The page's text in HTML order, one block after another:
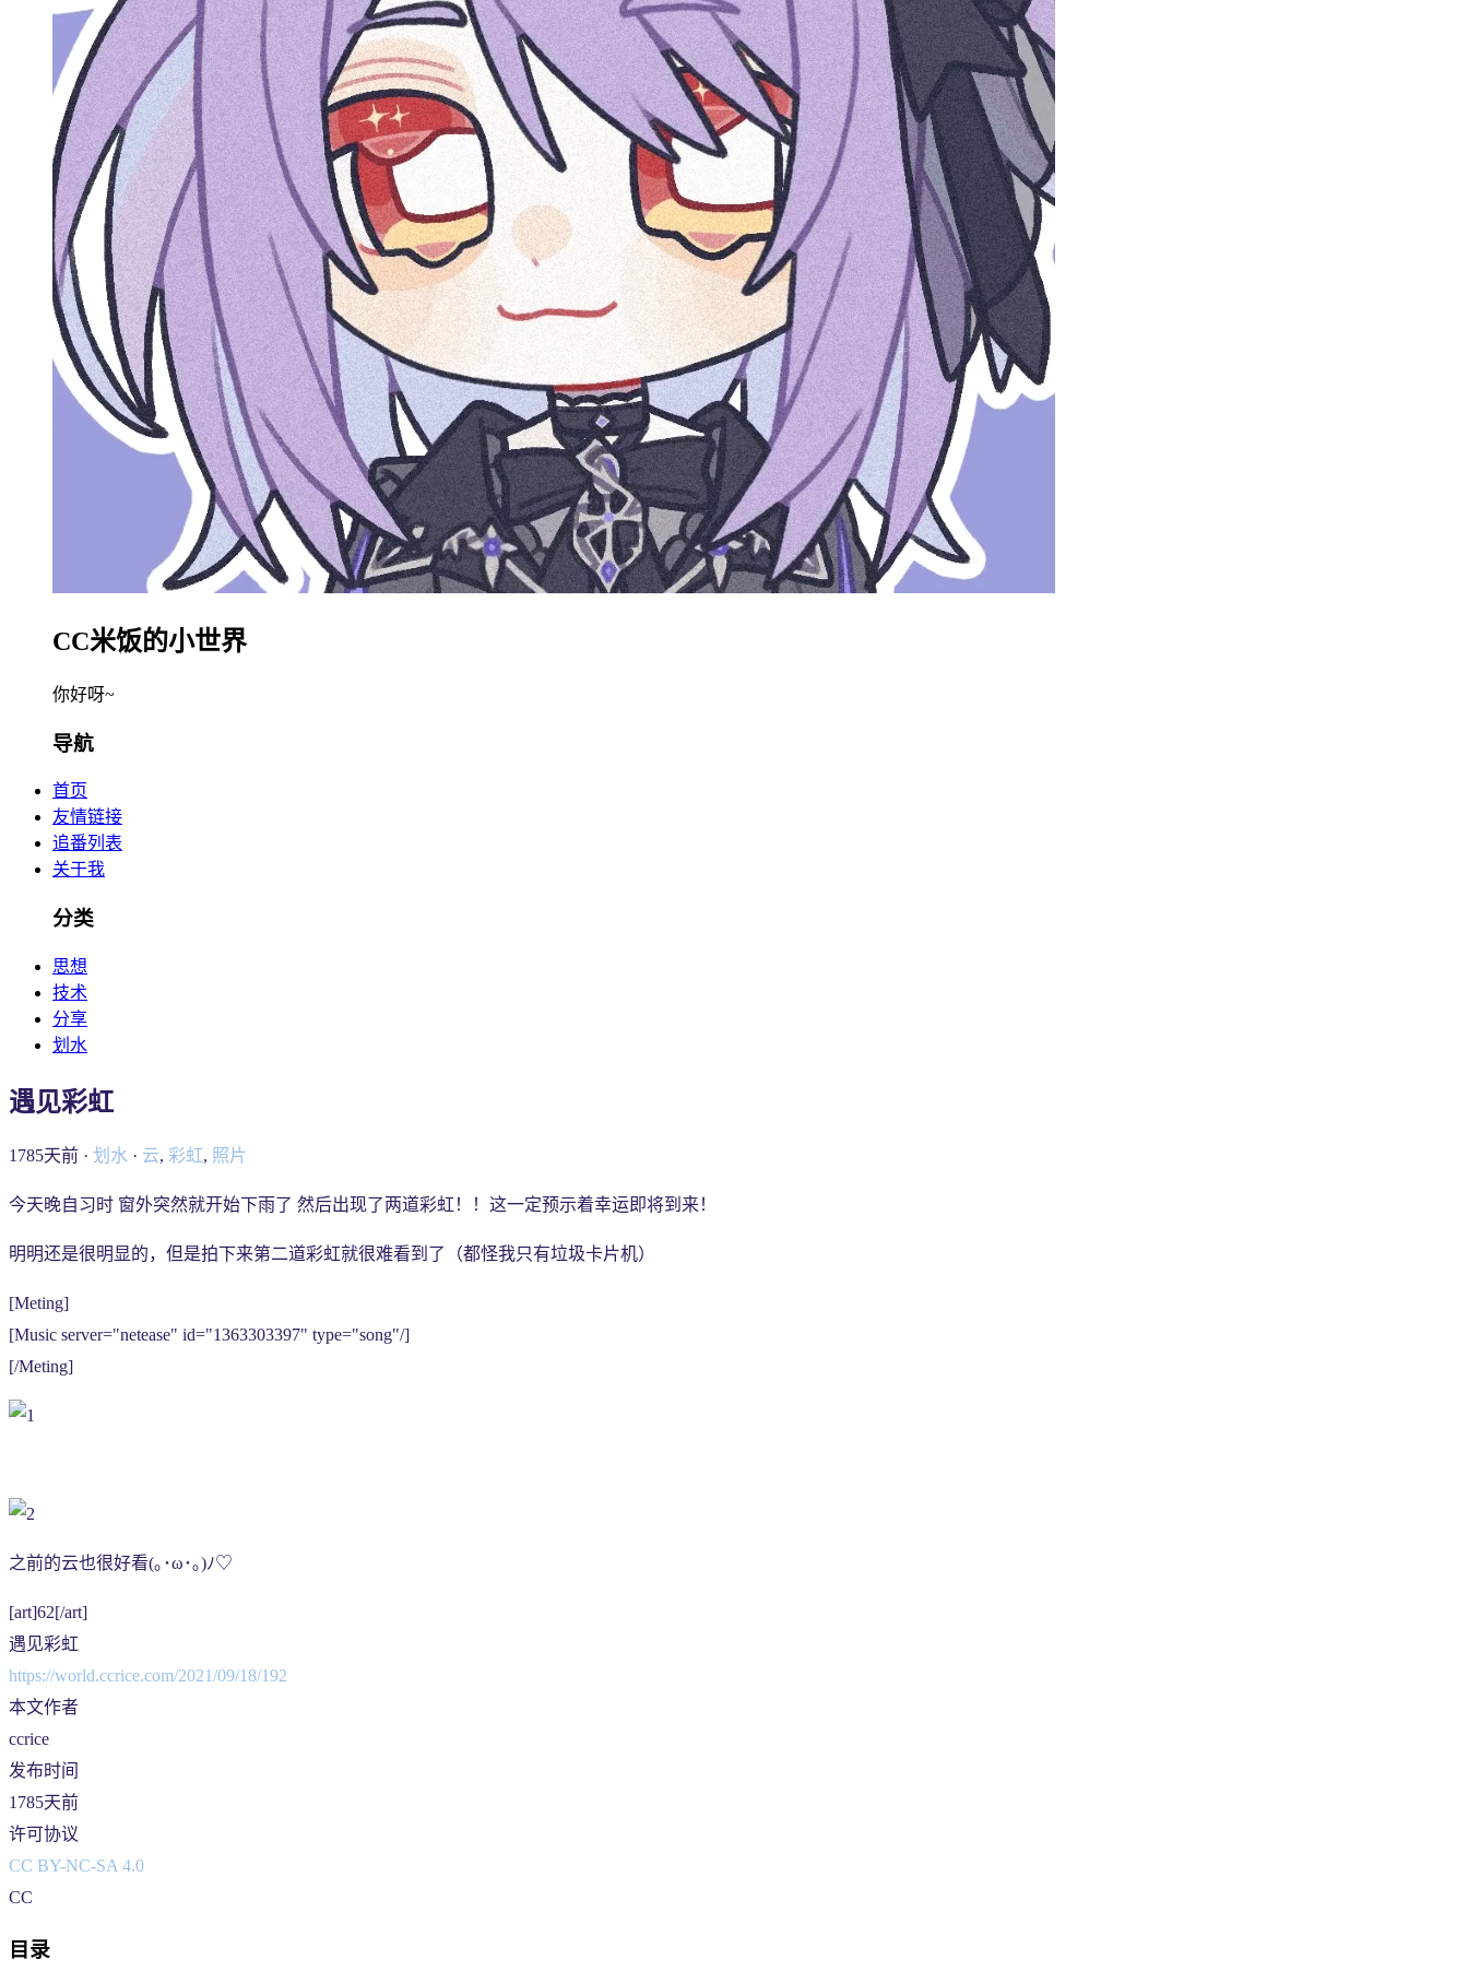
CC米饭的小世界
你好呀~
导航
首页
友情链接
追番列表
关于我
分类
思想
技术
分享
划水
遇见彩虹
1785天前 · 划水 · 云, 彩虹, 照片
今天晚自习时 窗外突然就开始下雨了 然后出现了两道彩虹！！这一定预示着幸运即将到来！
明明还是很明显的，但是拍下来第二道彩虹就很难看到了（都怪我只有垃圾卡片机）
[Meting]
[Music server="netease" id="1363303397" type="song"/]
[/Meting]
之前的云也很好看(｡･ω･｡)ﾉ♡
[art]62[/art]
遇见彩虹
https://world.ccrice.com/2021/09/18/192
本文作者
ccrice
发布时间
1785天前
许可协议
CC BY-NC-SA 4.0
CC
目录